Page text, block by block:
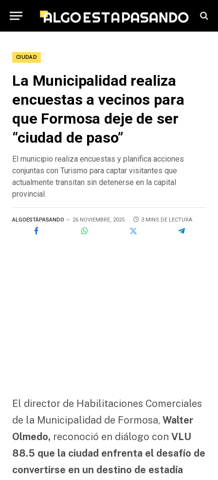
CIUDAD
La Municipalidad realiza
encuestas a vecinos para
que Formosa deje de ser
“ciudad de paso”
El municipio realiza encuestas y planifica acciones
conjuntas con Turismo para captar visitantes que
actualmente transitan sin detenerse en la capital
provincial.
ALGOESTÁPASANDO 26 NOVIEMBRE, 2025 3 MINS DE LECTURA
El director de Habilitaciones Comerciales
de la Municipalidad de Formosa, Walter
Olmedo, reconoció en diálogo con VLU
88.5 que la ciudad enfrenta el desafío de
convertirse en un destino de estadía